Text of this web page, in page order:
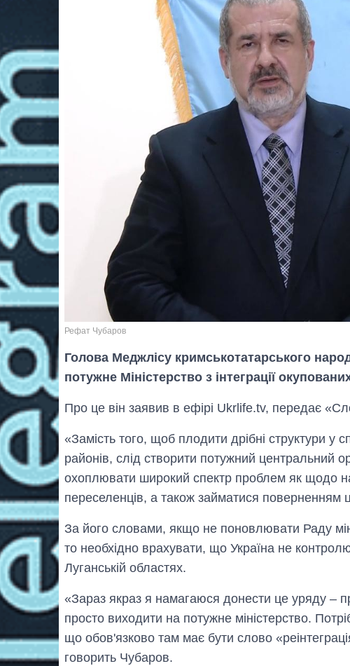
Рефат Чубаров
Голова Меджлісу кримськотатарського
потужне Міністерство з інтеграції
Про це він заявив в ефірі Ukrlife.tv, передає
«Замість того, щоб плодити дрібні структури у
районів, слід створити потужний центральний
охоплювати широкий спектр проблем як щодо
переселенців, а також займатися поверненням
За його словами, якщо не поновлювати Раду
то необхідно врахувати, що Україна не
Луганській областях.
«Зараз якраз я намагаюся донести це уряду –
просто виходити на потужне міністерство.
що обов'язково там має бути слово
говорить Чубаров.